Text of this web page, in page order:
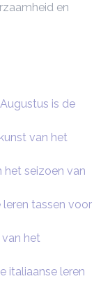
en
is de
van het
het seizoen van
tassen voor
van het
italiaanse leren